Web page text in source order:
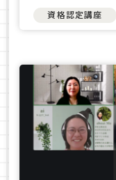
資格認定講座